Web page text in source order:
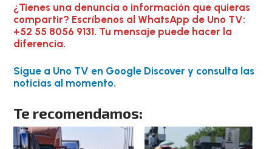
¿Tienes una denuncia o información que quieras
compartir? Escríbenos al WhatsApp de Uno TV:
+52 55 8056 9131. Tu mensaje puede hacer la
diferencia.
Sigue a Uno TV en Google Discover y consulta las
noticias al momento.
Te recomendamos: